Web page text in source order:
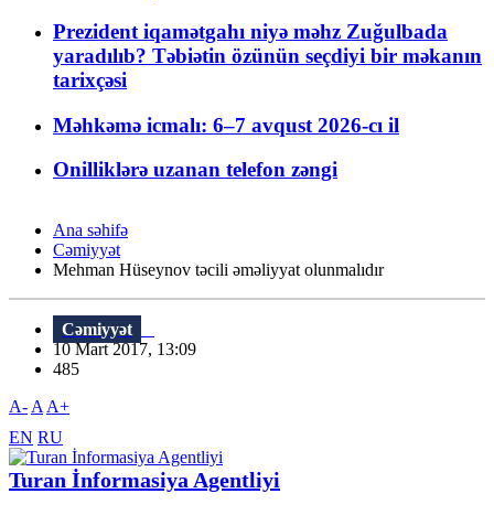
Prezident iqamətgahı niyə məhz Zuğulbada
yaradılıb? Təbiətin özünün seçdiyi bir məkanın
tarixçəsi
Məhkəmə icmalı: 6–7 avqust 2026-cı il
Onilliklərə uzanan telefon zəngi
Ana səhifə
Cəmiyyət
Mehman Hüseynov təcili əməliyyat olunmalıdır
Cəmiyyət
10 Mart 2017, 13:09
485
A- A A+
EN RU
Turan İnformasiya Agentliyi